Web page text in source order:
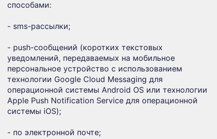
способами:
- sms-рассылки;
- push-сообщений (коротких текстовых
уведомлений, передаваемых на мобильное
персональное устройство с использованием
технологии Google Cloud Messaging для
операционной системы Android OS или технологии
Apple Push Notification Service для операционной
системы iOS);
- по электронной почте;